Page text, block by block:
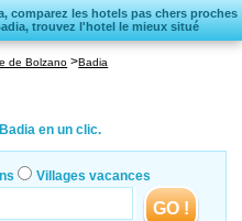
comparez les hotels pas chers proches
trouvez l'hotel le mieux situé
de Bolzano Badia
en un clic.
Villages vacances
GO !